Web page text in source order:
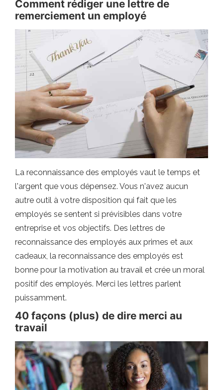
Comment rédiger une lettre de
remerciement un employé
La reconnaissance des employés vaut le temps et
l'argent que vous dépensez. Vous n'avez aucun
autre outil à votre disposition qui fait que les
employés se sentent si prévisibles dans votre
entreprise et vos objectifs. Des lettres de
reconnaissance des employés aux primes et aux
cadeaux, la reconnaissance des employés est
bonne pour la motivation au travail et crée un moral
positif des employés. Merci les lettres parlent
puissamment.
40 façons (plus) de dire merci au
travail